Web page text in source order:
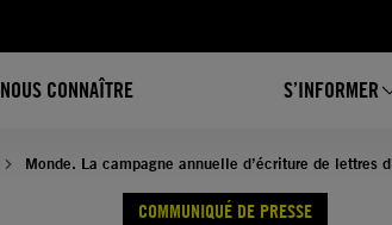
NOUS CONNAÎTRE S’INFORMER
Monde. La campagne annuelle d’écriture de lettres
COMMUNIQUÉ DE PRESSE